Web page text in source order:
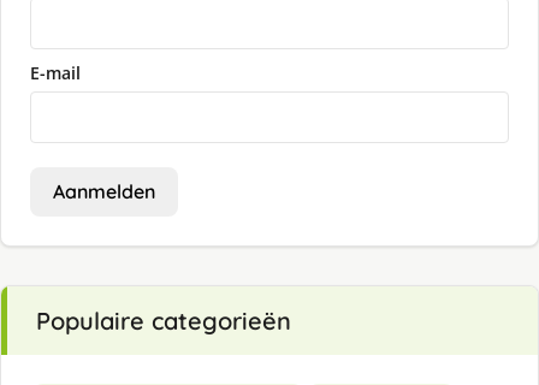
E-mail
Aanmelden
Populaire categorieën